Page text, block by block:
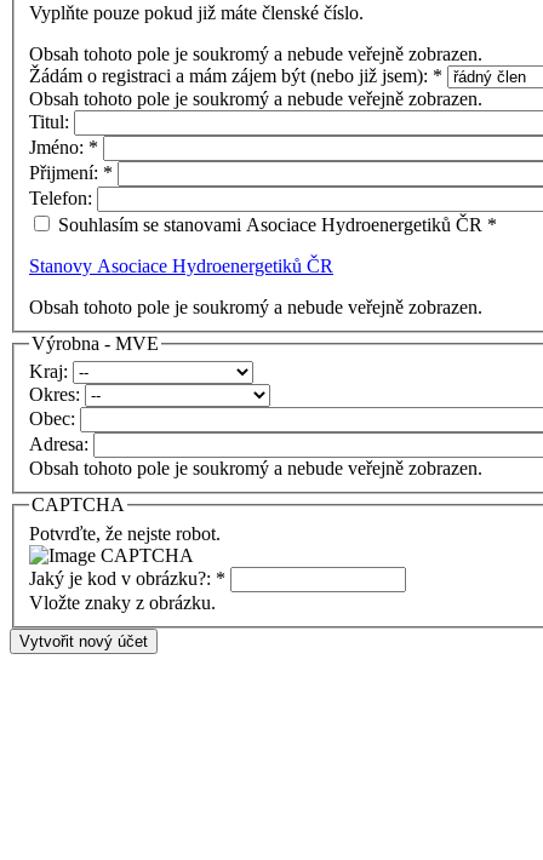
Vyplňte pouze pokud již máte členské číslo.
Obsah tohoto pole je soukromý a nebude veřejně zobrazen.
Žádám o registraci a mám zájem být (nebo již jsem): *
Obsah tohoto pole je soukromý a nebude veřejně zobrazen.
Titul:
Jméno: *
Přijmení: *
Telefon:
Souhlasím se stanovami Asociace Hydroenergetiků ČR *
Stanovy Asociace Hydroenergetiků ČR
Obsah tohoto pole je soukromý a nebude veřejně zobrazen.
Výrobna - MVE
Kraj:
Okres:
Obec:
Adresa:
Obsah tohoto pole je soukromý a nebude veřejně zobrazen.
CAPTCHA
Potvrďte, že nejste robot.
Jaký je kod v obrázku?: *
Vložte znaky z obrázku.